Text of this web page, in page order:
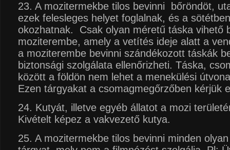
23. A mozitermekbe tilos bevinni bőröndöt,
ezek felesleges helyet foglalnak, és a
okozhatnak. Csak olyan méretű táska vihető
moziterembe, amely a vetítés ideje alatt a
a moziterembe bevinni szándékozott táskák
biztonsági szolgálata ellenőrizheti. Táska,
között a földön nem lehet a menekülési
Ezen tárgyakat a csomagmegőrzőben kérjük
24. Kutyát, illetve egyéb állatot a mozi
Kivételt képez a vakvezető kutya.
25. A mozitermekbe tilos bevinni minden